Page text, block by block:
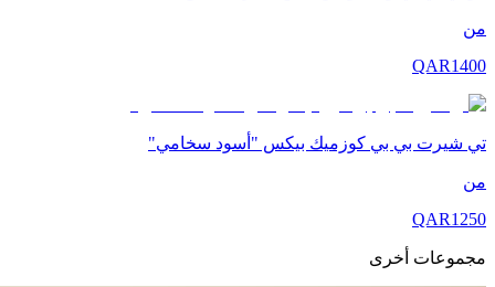
من
QAR1400
تي شيرت بي بي كوزميك بيكس "أسود سخامي"
من
QAR1250
مجموعات أخرى